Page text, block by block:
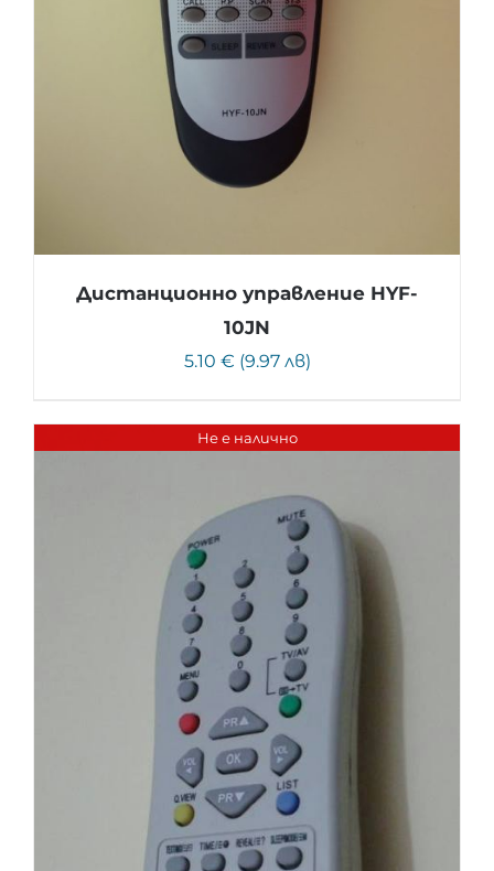
Дистанционно управление HYF-
10JN
5.10 € (9.97 лв)
Не е налично